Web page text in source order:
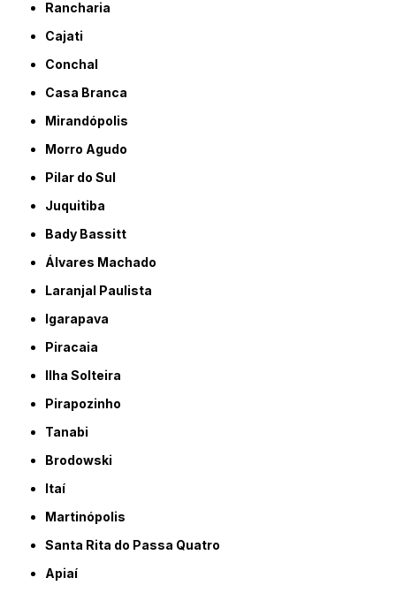
Rancharia
Cajati
Conchal
Casa Branca
Mirandópolis
Morro Agudo
Pilar do Sul
Juquitiba
Bady Bassitt
Álvares Machado
Laranjal Paulista
Igarapava
Piracaia
Ilha Solteira
Pirapozinho
Tanabi
Brodowski
Itaí
Martinópolis
Santa Rita do Passa Quatro
Apiaí